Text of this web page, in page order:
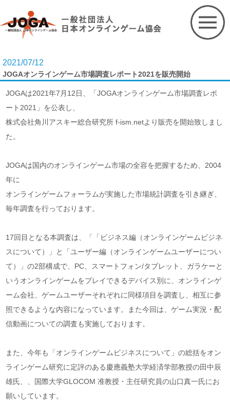
content
2021/07/12
JOGAオンラインゲーム市場調査レポート2021を販売開始
JOGAは2021年7月12日、「JOGAオンラインゲーム市場調査レポ
ート2021」を公表し、
株式会社角川アスキー総合研究所 f-ism.netより販売を開始致しまし
た。
JOGAは国内のオンラインゲーム市場の全容を把握するため、2004
年に
オンラインゲームフォーラムが実施した市場統計調査を引き継ぎ、
毎年調査を行っております。
17回目となる本調査は、「「ビジネス編（オンラインゲームビジネ
スについて）」と「ユーザー編（オンラインゲームユーザーについ
て）」の2部構成で、PC、スマートフォン/タブレット、ガラケーと
いうオンラインゲームをプレイできるデバイス別に、オンラインゲ
ーム会社、ゲームユーザーそれぞれに同様項目を調査し、相互に参
照できるような内容になっています。また今回は、ゲーム実況・配
信動画についての調査も実施しております。
また、今年も「オンラインゲームビジネスについて」の総括をオン
ラインゲーム研究に定評のある慶應義塾大学経済学部教授の田中辰
雄氏、、国際大学GLOCOM 准教授・主任研究員の山口真一氏にお
願いしています。